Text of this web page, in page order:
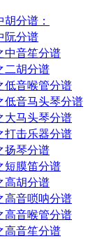
分谱：
阮分谱
中音笙分谱
二胡分谱
低音喉管分谱
低音马头琴分谱
大马头琴分谱
打击乐器分谱
扬琴分谱
短膜笛分谱
高胡分谱
高音唢呐分谱
高音喉管分谱
高音笙分谱